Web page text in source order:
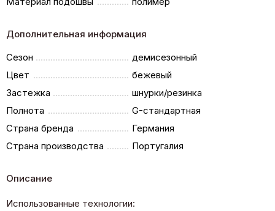
Дополнительная информация
Сезон
демисезонный
Цвет
бежевый
Застежка
шнурки/резинка
Полнота
G-стандартная
Страна бренда
Германия
Страна производства
Португалия
Описание
Использованные технологии: